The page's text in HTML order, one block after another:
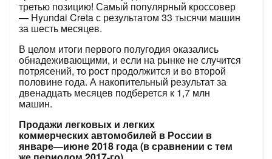
третью позицию! Самый популярный кроссовер
— Hyundai Creta с результатом 33 тысячи машин
за шесть месяцев.
В целом итоги первого полугодия оказались
обнадеживающими, и если на рынке не случится
потрясений, то рост продолжится и во второй
половине года. А накопительный результат за
двенадцать месяцев подберется к 1,7 млн
машин.
Продажи легковых и легких
коммерческих автомобилей в России в
январе—июне 2018 года (в сравнении с тем